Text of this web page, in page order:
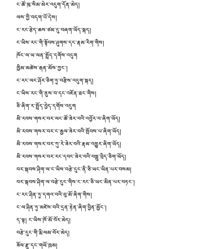
ང་ཚོ་ཁུ་སིམ་མེར་འདུག་དོན་མེད།
ལས་ཀྱི་བདག་པོ་དེས།
ང་རང་རྩེད་ཆས་ཙམ་དུ་བཞག་ཡོད་སྐད།
ང་ཡིས་རང་གི་སྟོབས་ཤུགས་དང་རྣམ་རིག་གིས།
ཁོང་ལ་ཡ་ལན་སྤྲོད་དགོས་འདུག
ཁྱིམ་མཚེས་རྒན་མོས་ཀྱང་།
ང་རང་ལང་ཤོར་ཅིག་ཏུ་བརྩིས་འདུག་སྐད།
ང་ཡིས་རང་གི་ནུས་བ་དང་འཇོན་ཐང་གིས།
ཅི་ཞིག་ར་སྤྲོད་བྱེད་དགོས་འདུག
མི་རབས་གསར་བར་ལང་ཚོ་ཟེར་བའི་འབྱོར་བ་ཞིག་ཡོད།
མི་རབས་གསར་བར་ང་རྒྱལ་ཟེར་བའི་སྤོབས་པ་ཞིག་ཡོད།
མི་རབས་གསར་བར་ཀུ་རེ་ཟེར་བའི་རྣམ་འགྱུར་ཞིག་ཡོད།
མི་རབས་གསར་བར་རང་དབང་ཟེར་བའི་བསླུ་བྲིད་ཅིག་ཡོད།
བར་སྐབས་ཤིག་ལ་ང་ཡིས་བརྩེ་དུང་ནི་ཅི་ཡང་ཡིན་པར་བསམ།
བར་སྐབས་ཤིག་ལ་བརྩེ་དུང་གིས་ང་རང་ཅི་ཡང་མིན་པར་བཏང་།
ང་རང་ཤིན་ཏུ་དགའ་བའི་བུ་མོ་ཞིག་གིས།
ང་ལ་ཤིན་ཏུ་མཛེས་བའི་དྲན་རྟེན་ཞིག་བྱིན་མྱོང་།
ད་ལྟ། ང་ཡིས་ཁོ་མོ་བོར་མེད།
བརྩེ་དུང་གི་རྨི་ལམ་བོར་མེད།
ཟོལ་རྫུ་དང་གཡོ་ཁྲམ།